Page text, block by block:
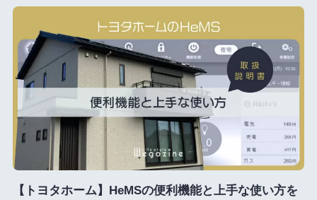
【トヨタホーム】HeMSの便利機能と上手な使い方を